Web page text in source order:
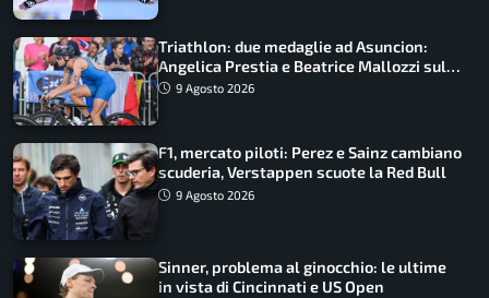
Triathlon: due medaglie ad Asuncion:
Angelica Prestia e Beatrice Mallozzi sul
podio
9 Agosto 2026
F1, mercato piloti: Perez e Sainz cambiano
scuderia, Verstappen scuote la Red Bull
9 Agosto 2026
Sinner, problema al ginocchio: le ultime
in vista di Cincinnati e US Open